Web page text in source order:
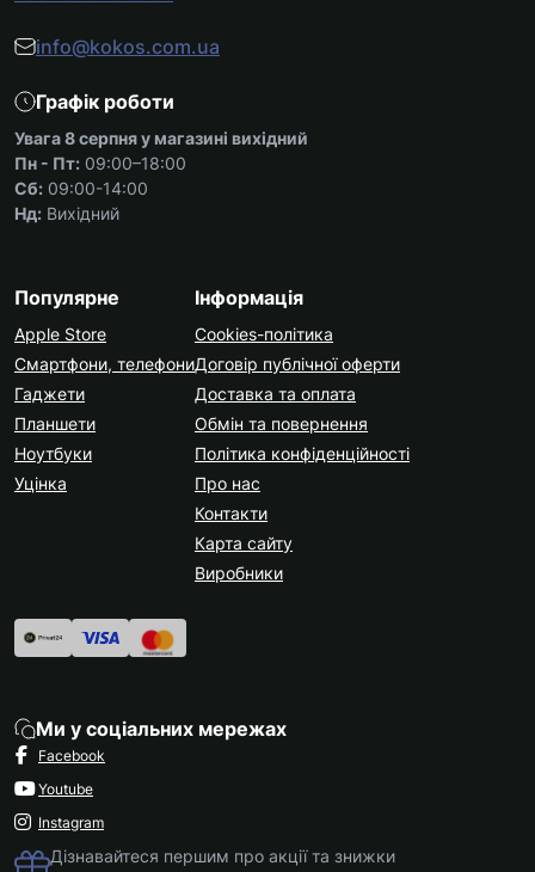
info@kokos.com.ua
Графік роботи
Увага 8 серпня у магазині вихідний
Пн - Пт: 09:00–18:00
Сб: 09:00-14:00
Нд: Вихідний
Популярне
Apple Store
Смартфони, телефони
Гаджети
Планшети
Ноутбуки
Уцінка
Інформація
Cookies-політика
Договір публічної оферти
Доставка та оплата
Обмін та повернення
Політика конфіденційності
Про нас
Контакти
Карта сайту
Виробники
Ми у соціальних мережах
Facebook
Youtube
Instagram
Дізнавайтеся першим про акції та знижки